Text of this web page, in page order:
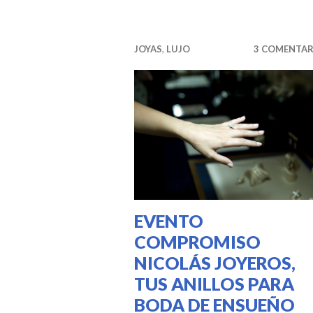
JOYAS, LUJO 3
EVENTO
COMPROMISO
NICOLÁS JOYEROS,
TUS ANILLOS PARA
BODA DE ENSUEÑO